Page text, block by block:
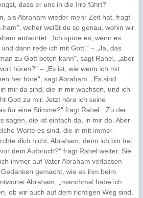
dass er uns in die Irre führt?
als Abraham wieder mehr Zeit hat, fragt
ham", woher weißt du so genau, wohin wir
antwortet: „Ich spüre es, wenn es
dann rede ich mit Gott." – „Ja, das
zu Gott beten kann", sagt Rahel, „aber
hören?" – „Es ist, wie wenn ich mit
her höre", sagt Abraham. „Es sind
mir da sind, die in mir wachsen, und ich
Gott zu mir. Jetzt höre ich seine
für eine Stimme?" fragt Rahel. „Zu der
sagen, die ist einfach da, in mir da. Aber
Worte es sind, die in mit immer
dich nicht, Abraham, denn ich bin bei
dem Aufbruch?" fragt Rahel weiter. Sie
immer auf Vater Abraham verlassen
gemacht, wie es ihm beim
Abraham, „manchmal habe ich
ob wir auch auf dem richtigen Weg sind.